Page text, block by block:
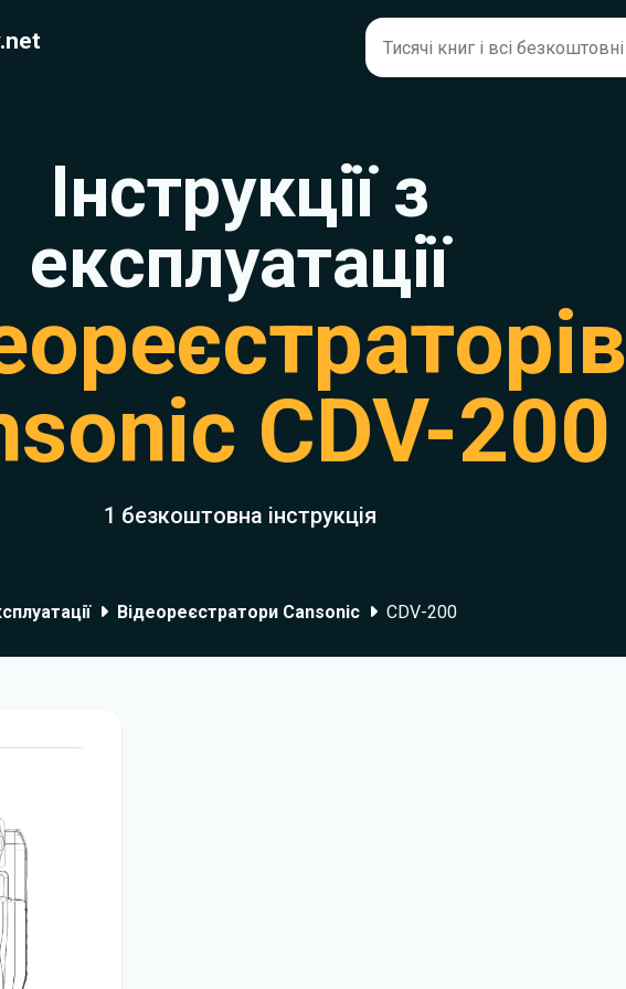
Інструкції з
експлуатації
CDV-200
1 безкоштовна інструкція
Відеореєстратори Cansonic CDV-200